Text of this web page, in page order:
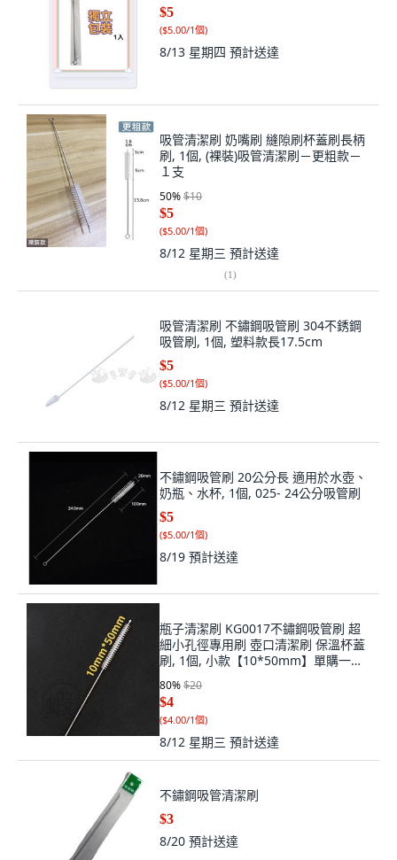
$5
($5.00/1個)
8/13 星期四 預計送達
吸管清潔刷 奶嘴刷 縫隙刷杯蓋刷長柄
刷, 1個, (裸裝)吸管清潔刷－更粗款－
１支
50%$10
$5
($5.00/1個)
8/12 星期三 預計送達
(1)
吸管清潔刷 不鏽鋼吸管刷 304不銹鋼
吸管刷, 1個, 塑料款長17.5cm
$5
($5.00/1個)
8/12 星期三 預計送達
不鏽鋼吸管刷 20公分長 適用於水壺、
奶瓶、水杯, 1個, 025- 24公分吸管刷
$5
($5.00/1個)
8/19 預計送達
瓶子清潔刷 KG0017不鏽鋼吸管刷 超
細小孔徑專用刷 壺口清潔刷 保溫杯蓋
刷, 1個, 小款【10*50mm】單購一入,
80%$20
$4
($4.00/1個)
8/12 星期三 預計送達
不鏽鋼吸管清潔刷
$3
8/20 預計送達